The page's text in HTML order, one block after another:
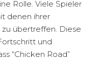
Rolle. Viele Spieler
denen ihrer
übertreffen. Diese
und
“Chicken Road”